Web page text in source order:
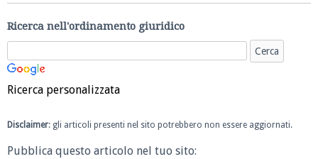
Ricerca nell'ordinamento giuridico
Ricerca personalizzata
Disclaimer: gli articoli presenti nel sito potrebbero non essere aggiornati.
Pubblica questo articolo nel tuo sito: